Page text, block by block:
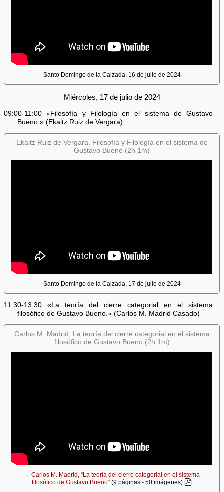
Santo Domingo de la Calzada, 16 de julio de 2024
Miércoles, 17 de julio de 2024
09:00-11:00 «Filosofía y Filología en el sistema de Gustavo
Bueno.» (Ekaitz Ruiz de Vergara)
Ekaitz Ruiz de Vergara, Filosofía y Filología en el sistema de
Gustavo Bueno (2h 1m)
Santo Domingo de la Calzada, 17 de julio de 2024
11:30-13:30 «La teoría del cierre categorial en el sistema
filosófico de Gustavo Bueno.» (Carlos M. Madrid Casado)
Carlos M. Madrid, La teoría del cierre categorial en el sistema
filosófico de Gustavo Bueno (2h 1m)
→ Carlos M. Madrid, “La teoría del cierre categorial en el sistema
filosófico de Gustavo Bueno” (9 páginas - 50 imágenes)